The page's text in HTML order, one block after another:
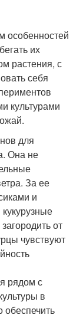
особенностей
их
растения, с
себя
культурами
для
Она не
За ее
и
от
чувствуют
рядом с
в